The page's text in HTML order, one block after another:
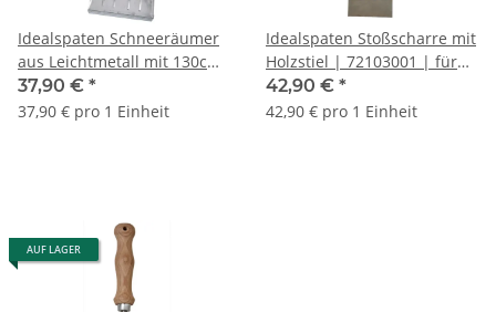
Idealspaten Schneeräumer
aus Leichtmetall mit 130cm
Hartholzstiel 40240001
37,90 € *
37,90 € pro 1 Einheit
Idealspaten Stoßscharre mit
Holzstiel | 72103001 | für
Grobschmutz & Baustelle
42,90 € *
42,90 € pro 1 Einheit
AUF LAGER